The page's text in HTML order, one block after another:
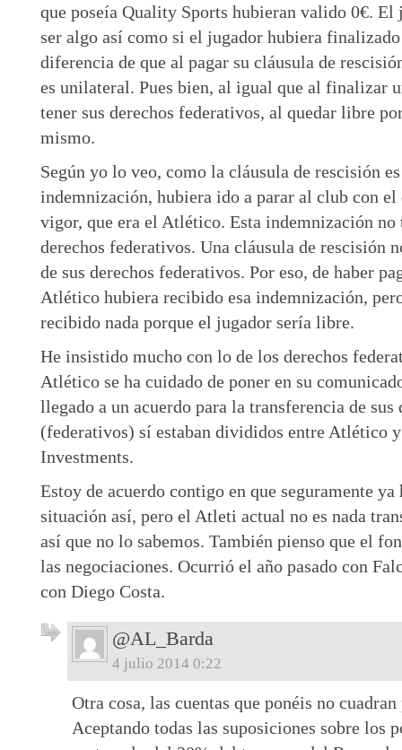
que poseía Quality Sports hubieran valido 0€. El
ser algo así como si el jugador hubiera
diferencia de que al pagar su cláusula de
es unilateral. Pues bien, al igual que al finalizar
tener sus derechos federativos, al quedar libre
mismo.
Según yo lo veo, como la cláusula de rescisión
indemnización, hubiera ido a parar al club con el
vigor, que era el Atlético. Esta indemnización no
derechos federativos. Una cláusula de rescisión
de sus derechos federativos. Por eso, de haber
Atlético hubiera recibido esa indemnización,
recibido nada porque el jugador sería libre.
He insistido mucho con lo de los derechos
Atlético se ha cuidado de poner en su
llegado a un acuerdo para la transferencia de sus
(federativos) sí estaban divididos entre Atlético
Investments.
Estoy de acuerdo contigo en que seguramente
situación así, pero el Atleti actual no es nada
así que no lo sabemos. También pienso que el
las negociaciones. Ocurrió el año pasado con
con Diego Costa.
@AL_Barda
4 julio 2014 0:22
Otra cosa, las cuentas que ponéis no
Aceptando todas las suposiciones sobre los